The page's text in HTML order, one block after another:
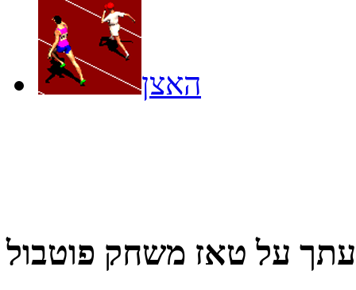
האצן
על טאז משחק פוטבול